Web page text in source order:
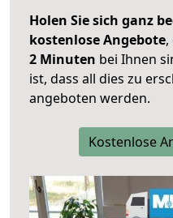
Holen Sie sich ganz
kostenlose Angebote
2 Minuten bei Ihnen
ist, dass all dies zu
angeboten werden.
Kostenlose